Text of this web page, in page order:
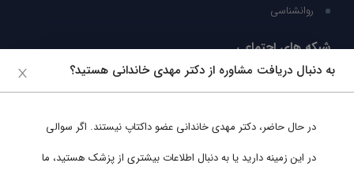
روانشناسی
شبکه های اجتماعی
ما را در شبکه های اجتماعی دنبال کنید
به دنبال دریافت مشاوره از دکتر مهدی خاندانی هستید؟
در حال حاضر، دکتر مهدی خاندانی عضو داکتاپ نیستند. اگر سوالی
در این زمینه دارید یا به دنبال اطلاعات بیشتری از پزشک هستید، ما